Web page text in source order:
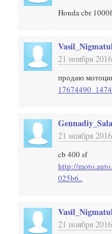
Honda cbr
21 ноября
продаю
21 ноября
cb 400 sf
http://
025b6..
21 ноября